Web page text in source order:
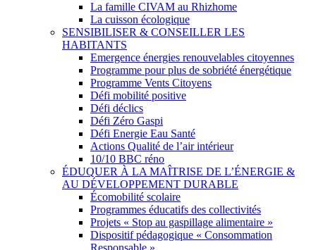
La famille CIVAM au Rhizhome
La cuisson écologique
SENSIBILISER & CONSEILLER LES
HABITANTS
Emergence énergies renouvelables citoyennes
Programme pour plus de sobriété énergétique
Programme Vents Citoyens
Défi mobilité positive
Défi déclics
Défi Zéro Gaspi
Défi Energie Eau Santé
Actions Qualité de l’air intérieur
10/10 BBC réno
ÉDUQUER À LA MAÎTRISE DE L’ÉNERGIE &
AU DÉVELOPPEMENT DURABLE
Écomobilité scolaire
Programmes éducatifs des collectivités
Projets « Stop au gaspillage alimentaire »
Dispositif pédagogique « Consommation
Responsable »